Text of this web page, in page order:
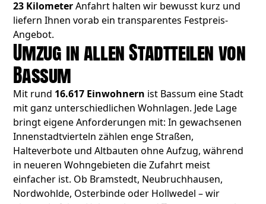
23 KilometerAnfahrt halten wir bewusst kurz und
liefern Ihnen vorab ein transparentes Festpreis-
Angebot.
Umzug in allen Stadtteilen von
Bassum
Mit rund 16.617 Einwohnern ist Bassum eine Stadt
mit ganz unterschiedlichen Wohnlagen. Jede Lage
bringt eigene Anforderungen mit: In gewachsenen
Innenstadtvierteln zählen enge Straßen,
Halteverbote und Altbauten ohne Aufzug, während
in neueren Wohngebieten die Zufahrt meist
einfacher ist. Ob Bramstedt, Neubruchhausen,
Nordwohlde, Osterbinde oder Hollwedel – wir